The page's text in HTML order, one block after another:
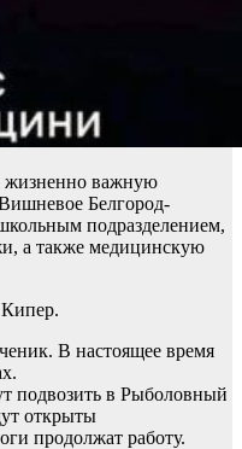
жизненно важную
Белгород-
подразделением,
а также медицинскую
В настоящее время
подвозить в Рыболовный
открыты
продолжат работу.